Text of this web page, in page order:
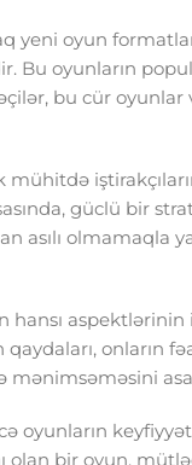
yeni oyun
Bu oyunların
bu cür oyunlar
güclü bir
asılı olmamaqla
hansı
onların
mənimsəməsini
oyunların
olan bir oyun,